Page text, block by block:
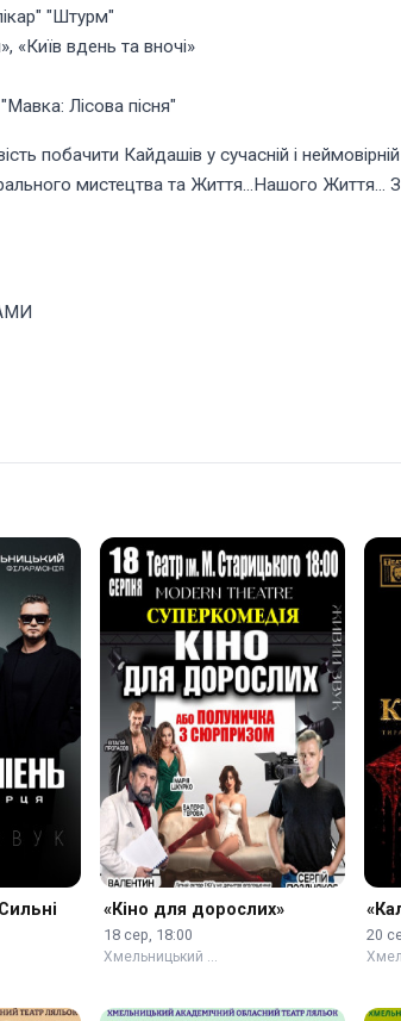
"Штурм"
вдень та вночі»
Лісова пісня"
побачити Кайдашів у сучасній і
мистецтва та Життя...Нашого
«Кіно для дорослих»
18 сер, 18:00
Хмельницький …
20